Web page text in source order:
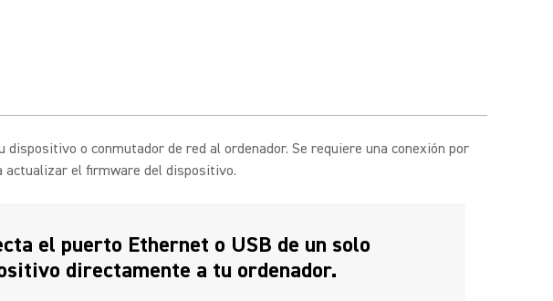
dispositivo o conmutador de red al ordenador. Se requiere una conexión por
actualizar el firmware del dispositivo.
el puerto Ethernet o USB de un solo
directamente a tu ordenador.